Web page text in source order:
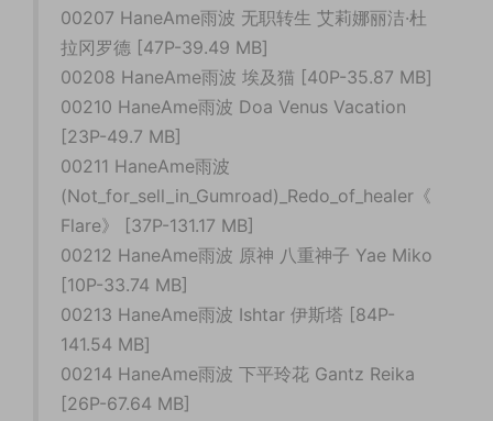
00207 HaneAme雨波 无职转生 艾莉娜丽洁·杜
拉冈罗德 [47P-39.49 MB]
00208 HaneAme雨波 埃及猫 [40P-35.87 MB]
00210 HaneAme雨波 Doa Venus Vacation
[23P-49.7 MB]
00211 HaneAme雨波
(Not_for_sell_in_Gumroad)_Redo_of_healer《
Flare》 [37P-131.17 MB]
00212 HaneAme雨波 原神 八重神子 Yae Miko
[10P-33.74 MB]
00213 HaneAme雨波 Ishtar 伊斯塔 [84P-
141.54 MB]
00214 HaneAme雨波 下平玲花 Gantz Reika
[26P-67.64 MB]